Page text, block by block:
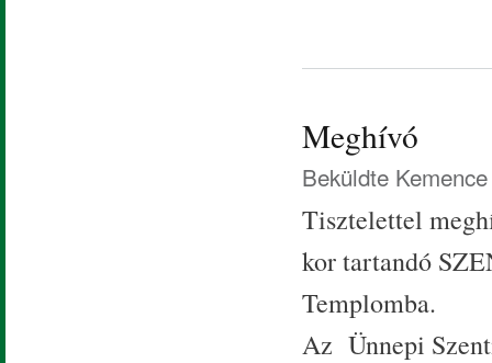
Meghívó
Beküldte
Tisztelettel
kor tartandó
Templomba.
Az Ünnepi